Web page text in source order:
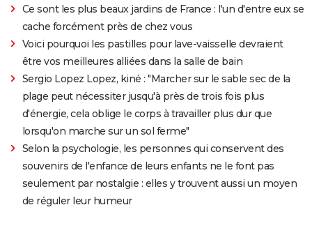
Ce sont les plus beaux jardins de France : l'un d'entre eux se
cache forcément près de chez vous
Voici pourquoi les pastilles pour lave-vaisselle devraient
être vos meilleures alliées dans la salle de bain
Sergio Lopez Lopez, kiné : "Marcher sur le sable sec de la
plage peut nécessiter jusqu'à près de trois fois plus
d'énergie, cela oblige le corps à travailler plus dur que
lorsqu'on marche sur un sol ferme"
Selon la psychologie, les personnes qui conservent des
souvenirs de l'enfance de leurs enfants ne le font pas
seulement par nostalgie : elles y trouvent aussi un moyen
de réguler leur humeur